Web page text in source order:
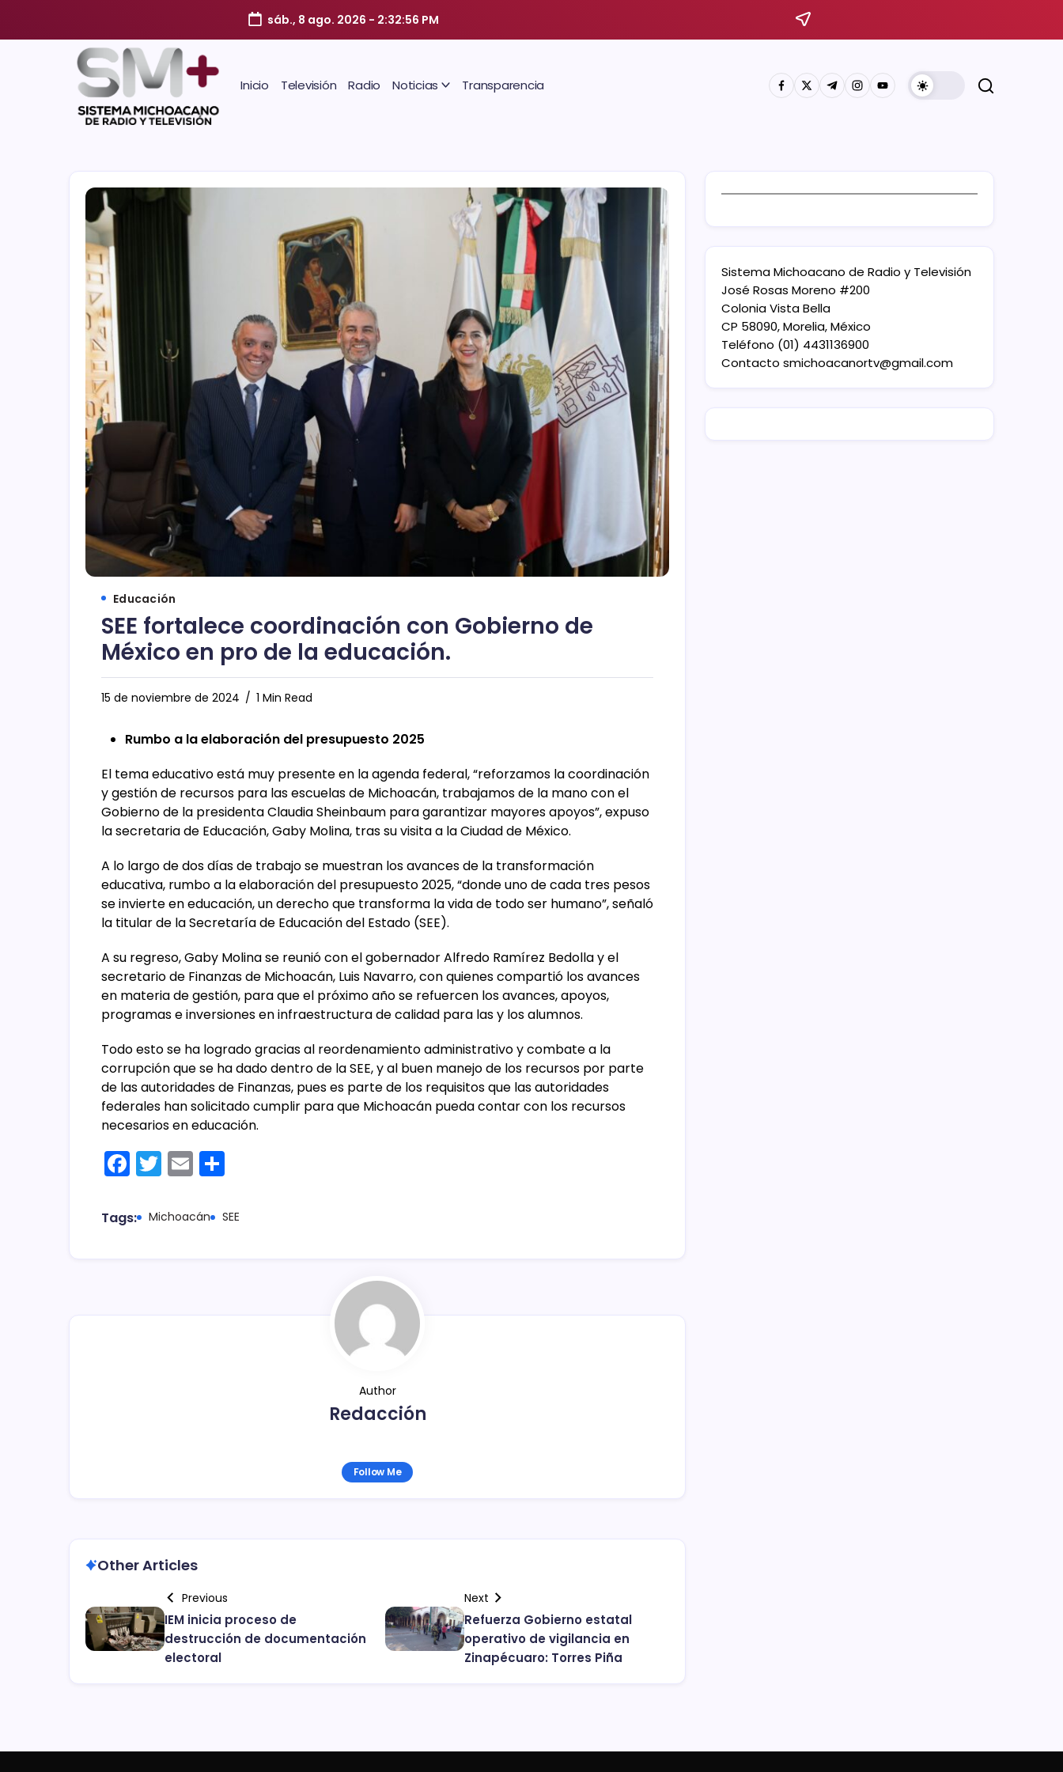
sáb., 8 ago. 2026 - 2:32:57 PM
Inicio Televisión Radio Noticias Transparencia
Educación
SEE fortalece coordinación con Gobierno de
México en pro de la educación.
15 de noviembre de 2024 1 Min Read
Rumbo a la elaboración del presupuesto 2025
El tema educativo está muy presente en la agenda federal, “reforzamos la coordinación
y gestión de recursos para las escuelas de Michoacán, trabajamos de la mano con el
Gobierno de la presidenta Claudia Sheinbaum para garantizar mayores apoyos”, expuso
la secretaria de Educación, Gaby Molina, tras su visita a la Ciudad de México.
A lo largo de dos días de trabajo se muestran los avances de la transformación
educativa, rumbo a la elaboración del presupuesto 2025, “donde uno de cada tres pesos
se invierte en educación, un derecho que transforma la vida de todo ser humano”, señaló
la titular de la Secretaría de Educación del Estado (SEE).
A su regreso, Gaby Molina se reunió con el gobernador Alfredo Ramírez Bedolla y el
secretario de Finanzas de Michoacán, Luis Navarro, con quienes compartió los avances
en materia de gestión, para que el próximo año se refuercen los avances, apoyos,
programas e inversiones en infraestructura de calidad para las y los alumnos.
Todo esto se ha logrado gracias al reordenamiento administrativo y combate a la
corrupción que se ha dado dentro de la SEE, y al buen manejo de los recursos por parte
de las autoridades de Finanzas, pues es parte de los requisitos que las autoridades
federales han solicitado cumplir para que Michoacán pueda contar con los recursos
necesarios en educación.
F
a
c
T
w
itt
E
m
ai m
Tags: Michoacán SEE
Author
Redacción
Follow Me
Other Articles
Previous
IEM inicia proceso de
destrucción de documentación
electoral
Next
Refuerza Gobierno estatal
operativo de vigilancia en
Zinapécuaro: Torres Piña
Sistema Michoacano de Radio y Televisión
José Rosas Moreno #200
Colonia Vista Bella
CP 58090, Morelia, México
Teléfono (01) 4431136900
Contacto smichoacanortv@gmail.com